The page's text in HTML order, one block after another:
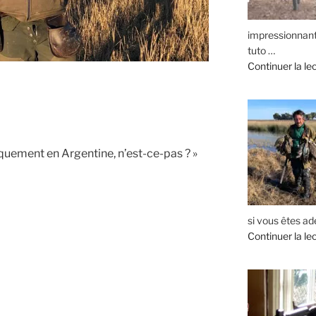
en Argentine, n’est-ce-pas ? »
tuto …
Continuer la
si vous êtes
Continuer la